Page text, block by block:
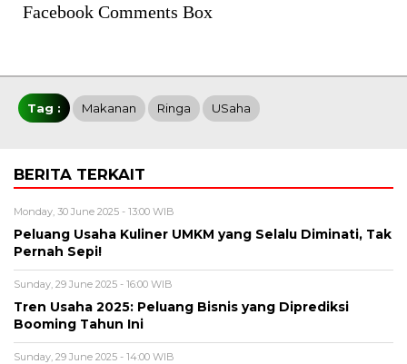
Facebook Comments Box
Tag : Makanan Ringa USaha
BERITA TERKAIT
Monday, 30 June 2025 - 13:00 WIB
Peluang Usaha Kuliner UMKM yang Selalu Diminati, Tak
Pernah Sepi!
Sunday, 29 June 2025 - 16:00 WIB
Tren Usaha 2025: Peluang Bisnis yang Diprediksi
Booming Tahun Ini
Sunday, 29 June 2025 - 14:00 WIB